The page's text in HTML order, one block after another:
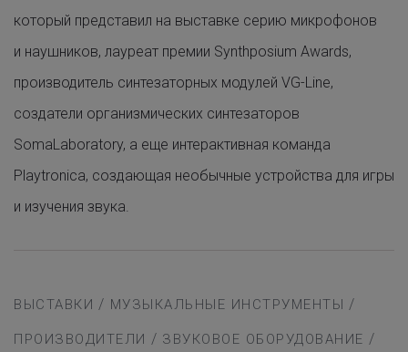
который представил на выставке серию микрофонов
и наушников, лауреат премии Synthposium Awards,
производитель синтезаторных модулей VG-Line,
создатели организмических синтезаторов
SomaLaboratory, а еще интерактивная команда
Playtronica, создающая необычные устройства для игры
и изучения звука.
ВЫСТАВКИ / МУЗЫКАЛЬНЫЕ ИНСТРУМЕНТЫ /
ПРОИЗВОДИТЕЛИ / ЗВУКОВОЕ ОБОРУДОВАНИЕ /